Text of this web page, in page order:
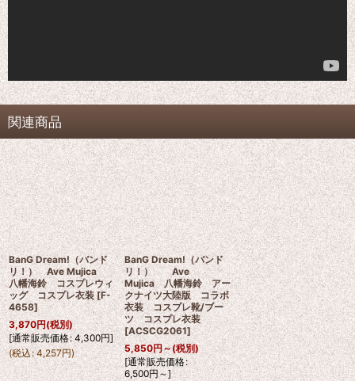
関連商品
BanG Dream!（バンド
リ！） Ave Mujica
八幡海鈴 コスプレウィ
ッグ コスプレ衣装 [F-
4658]
3,870円(税別)
[通常販売価格: 4,300円]
(税込: 4,257円)
BanG Dream!（バンド
リ！） Ave
Mujica 八幡海鈴 アー
クナイツ大陸版 コラボ
衣装 コスプレ靴/ブー
ツ コスプレ衣装
[ACSCG2061]
5,850円～(税別)
[通常販売価格:
6,500円～]